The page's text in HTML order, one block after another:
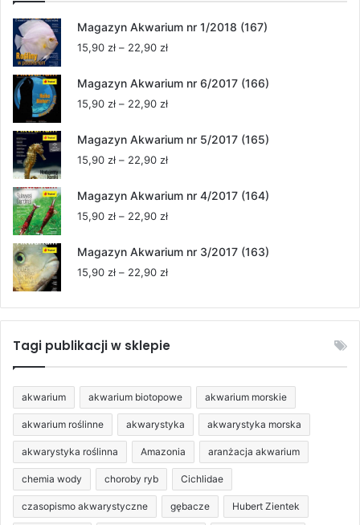
Magazyn Akwarium nr 1/2018 (167)
15,90 zł – 22,90 złZakres
od
Magazyn Akwarium nr 6/2017 (166)
15,90 zł – 22,90 złZakres
od
Magazyn Akwarium nr 5/2017 (165)
15,90 zł – 22,90 złZakres
od
Magazyn Akwarium nr 4/2017 (164)
15,90 zł – 22,90 złZakres
od
Magazyn Akwarium nr 3/2017 (163)
15,90 zł – 22,90 złZakres
od
15,90 zł
Tagi publikacji w sklepie
akwarium akwarium biotopowe akwarium morskie
akwarium roślinne akwarystyka akwarystyka morska
akwarystyka roślinna Amazonia aranżacja akwarium
chemia wody choroby ryb Cichlidae
czasopismo akwarystyczne gębacze Hubert Zientek